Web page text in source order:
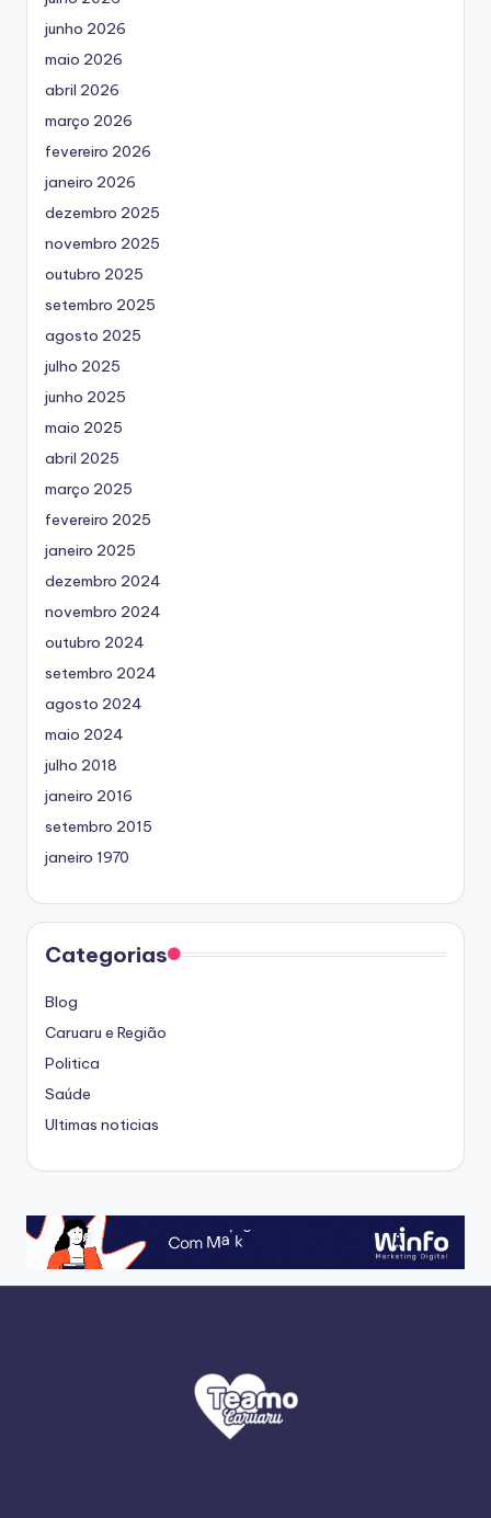
junho 2026
maio 2026
abril 2026
março 2026
fevereiro 2026
janeiro 2026
dezembro 2025
novembro 2025
outubro 2025
setembro 2025
agosto 2025
julho 2025
junho 2025
maio 2025
abril 2025
março 2025
fevereiro 2025
janeiro 2025
dezembro 2024
novembro 2024
outubro 2024
setembro 2024
agosto 2024
maio 2024
julho 2018
janeiro 2016
setembro 2015
janeiro 1970
Categorias
Blog
Caruaru e Região
Politica
Saúde
Ultimas noticias